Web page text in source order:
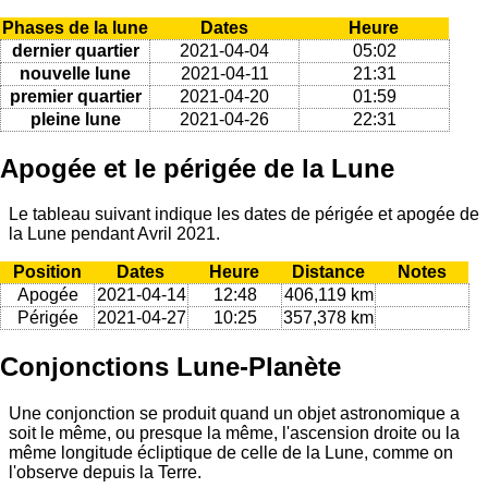
Phases de la lune Dates
Heure
dernier quartier
2021-04-04
05:02
nouvelle lune
2021-04-11
21:31
premier quartier
2021-04-20
01:59
pleine lune
2021-04-26 22:31
Apogée et le périgée de la Lune
Le tableau suivant indique les dates de périgée et apogée de
la Lune pendant Avril 2021.
Position Dates Heure Distance
Notes
Apogée
2021-04-14 12:48
406,119 km
Périgée
2021-04-27 10:25 357,378 km
Conjonctions Lune-Planète
Une conjonction se produit quand un objet astronomique a
soit le même, ou presque la même, l'ascension droite ou la
même longitude écliptique de celle de la Lune, comme on
l'observe depuis la Terre.